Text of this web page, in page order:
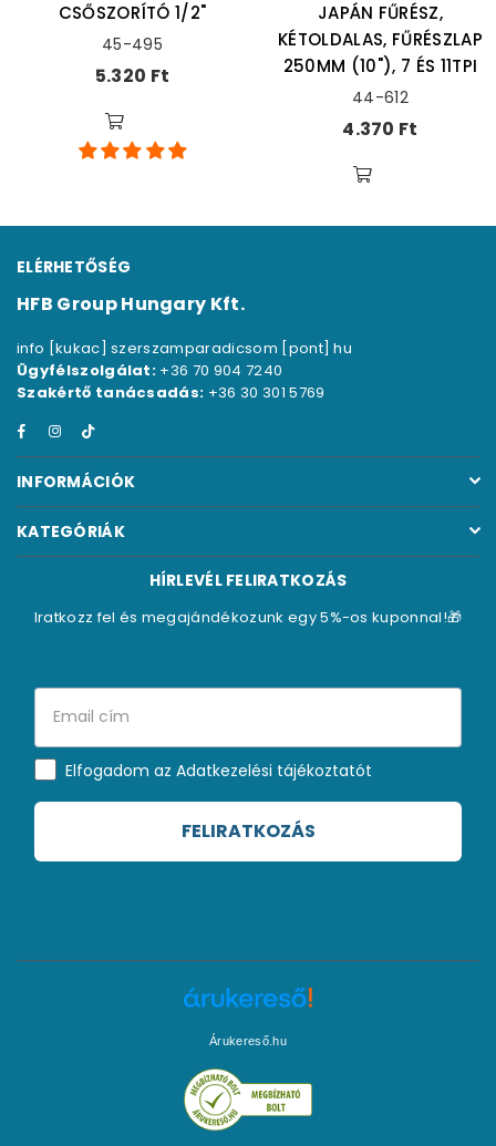
CSŐSZORÍTÓ 1/2"
45-495
Ár
5.320 Ft
JAPÁN FŰRÉSZ,
KÉTOLDALAS, FŰRÉSZLAP
250MM (10"), 7 ÉS 11TPI
44-612
Ár
4.370 Ft
ELÉRHETŐSÉG
HFB Group Hungary Kft.
info [kukac] szerszamparadicsom [pont] hu
Ügyfélszolgálat: +36 70 904 7240
Szakértő tanácsadás: +36 30 301 5769
FacebookInstagram
INFORMÁCIÓK
KATEGÓRIÁK
HÍRLEVÉL FELIRATKOZÁS
Iratkozz fel és megajándékozunk egy 5%-os kuponnal!🎁
Elfogadom az Adatkezelési tájékoztatót
FELIRATKOZÁS
Árukereső.hu